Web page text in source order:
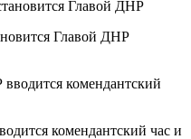
Главой ДНР
комендантский час и